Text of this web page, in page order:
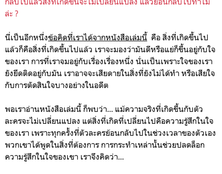
ล่ะ ?
นี่เป็นอีกหนึ่งข้อคิดที่เราได้จากหนังสือเล่มนี้ คือ สิ่งที่เกิดขึ้นไป
แล้วก็คือสิ่งที่เกิดขึ้นไปแล้ว เราจะมองว่ามันดีหรือแย่ก็ขึ้นอยู่กับใจ
ของเรา การที่เราจมอยู่กับเรื่องเรื่องหนึ่ง นั่นเป็นเพราะใจของเรา
ยังยึดติดอยู่กับมัน เราอาจจะเสียดายในสิ่งที่ยังไม่ได้ทำ หรือเสียใจ
กับการตัดสินใจบางอย่างในอดีต
พอเราอ่านหนังสือเล่มนี้ ก็พบว่า... แม้ความจริงที่เกิดขึ้นกับตัว
ละครจะไม่เปลี่ยนแปลง แต่สิ่งที่เกิดที่เปลี่ยนไปคือความรู้สึกในใจ
ของเรา เพราะทุกครั้งที่ตัวละครย้อนกลับไปในช่วงเวลาของตัวเอง
พวกเขาได้พูดในสิ่งที่ต้องการ การกระทำเหล่านั้นช่วยปลดล็อก
ความรู้สึกในใจของเขา เราจึงคิดว่า...